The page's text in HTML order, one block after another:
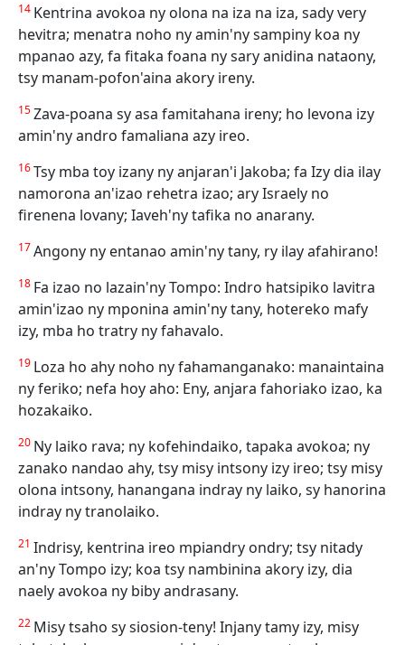
14 Kentrina avokoa ny olona na iza na iza, sady very
hevitra; menatra noho ny amin'ny sampiny koa ny
mpanao azy, fa fitaka foana ny sary anidina nataony,
tsy manam-pofon'aina akory ireny.
15Zava-poana sy asa famitahana ireny; ho levona izy
amin'ny andro famaliana azy ireo.
16Tsy mba toy izany ny anjaran'i Jakoba; fa Izy dia ilay
namorona an'izao rehetra izao; ary Israely no
firenena lovany; Iaveh'ny tafika no anarany.
17Angony ny entanao amin'ny tany, ry ilay afahirano!
18 Fa izao no lazain'ny Tompo: Indro hatsipiko lavitra
amin'izao ny mponina amin'ny tany, hotereko mafy
izy, mba ho tratry ny fahavalo.
19 Loza ho ahy noho ny fahamanganako: manaintaina
ny feriko; nefa hoy aho: Eny, anjara fahoriako izao, ka
hozakaiko.
20 Ny laiko rava; ny kofehindaiko, tapaka avokoa; ny
zanako nandao ahy, tsy misy intsony izy ireo; tsy misy
olona intsony, hanangana indray ny laiko, sy hanorina
indray ny tranolaiko.
21 Indrisy, kentrina ireo mpiandry ondry; tsy nitady
an'ny Tompo izy; koa tsy nambinina akory izy, dia
naely avokoa ny biby andrasany.
22 Misy tsaho sy siosion-teny! Injany tamy izy, misy